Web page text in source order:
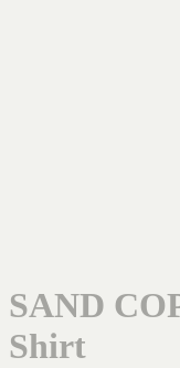
SAND
Shirt